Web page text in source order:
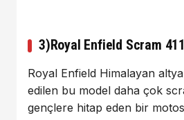
3)Royal Enfield Scram 411
Royal Enfield Himalayan
edilen bu model daha çok
gençlere hitap eden bir